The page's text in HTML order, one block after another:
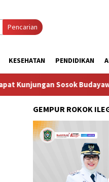
Pencarian
KESEHATAN PENDIDIKAN
dari Belanda Mr.
GEMPUR ROKOK